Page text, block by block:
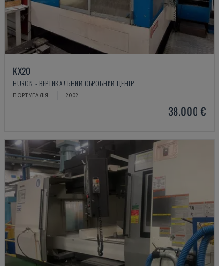
KX20
HURON - ВЕРТИКАЛЬНИЙ ОБРОБНИЙ ЦЕНТР
ПОРТУГАЛІЯ 2002
38.000 €